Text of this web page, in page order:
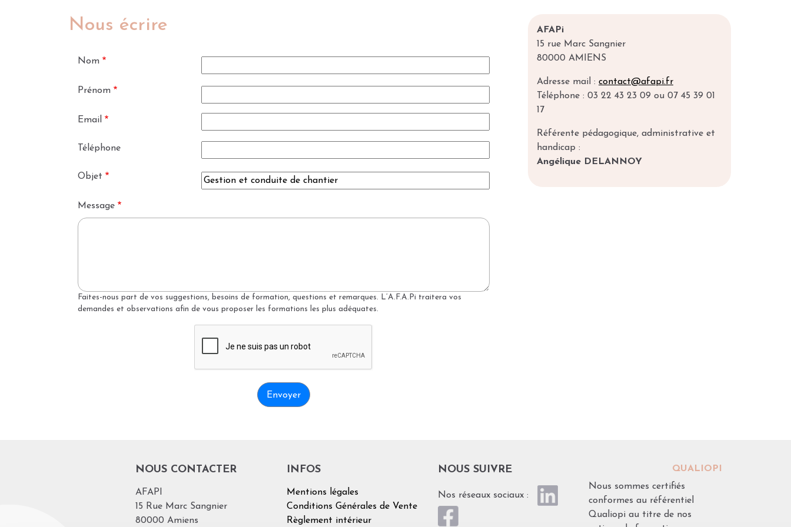
are
Nous écrire
Nom
Prénom
Email
Téléphone
Objet
Message
Faites-nous part de vos suggestions, besoins de formation, questions et remarques. L’A.F.A.Pi traitera vos
demandes et observations afin de vous proposer les formations les plus adéquates.
AFAPi
15 rue Marc Sangnier
80000 AMIENS
Adresse mail : contact@afapi.fr
Téléphone : 03 22 43 23 09 ou 07 45 39 01
17
Référente pédagogique, administrative et
handicap :
Angélique DELANNOY
NOUS CONTACTER
AFAPI
15 Rue Marc Sangnier
80000 Amiens
INFOS
Mentions légales
Conditions Générales de Vente
Règlement intérieur
NOUS SUIVRE
Nos réseaux sociaux :
QUALIOPI
Nous sommes certifiés
conformes au référentiel
Qualiopi au titre de nos